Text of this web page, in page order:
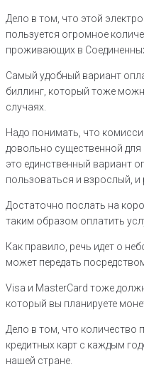
Дело в том, что этой
пользуется огромное
проживающих в
Самый удобный вариант
биллинг, который тоже
случаях.
Надо понимать, что
довольно существенной для
это единственный вариант
пользоваться и взрослый, и
Достаточно послать на
таким образом оплатить
Как правило, речь идет о
может передать
Visa и MasterCard тоже
который вы планируете
Дело в том, что количество
кредитных карт с каждым
нашей стране.